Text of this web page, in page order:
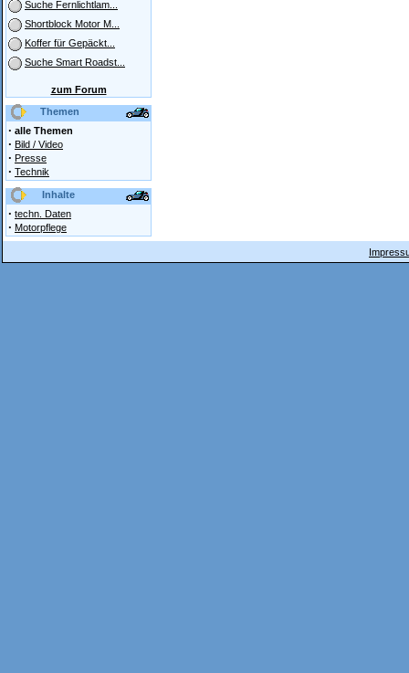
Suche Fernlichtlam...
Shortblock Motor M...
Koffer für Gepäckt...
Suche Smart Roadst...
zum Forum
Themen
· alle Themen
· Bild / Video
· Presse
· Technik
Inhalte
· techn. Daten
· Motorpflege